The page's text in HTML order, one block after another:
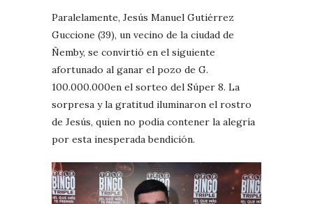
Paralelamente, Jesús Manuel Gutiérrez
Guccione (39), un vecino de la ciudad de
Ñemby, se convirtió en el siguiente
afortunado al ganar el pozo de G.
100.000.000en el sorteo del Súper 8. La
sorpresa y la gratitud iluminaron el rostro
de Jesús, quien no podía contener la alegría
por esta inesperada bendición.